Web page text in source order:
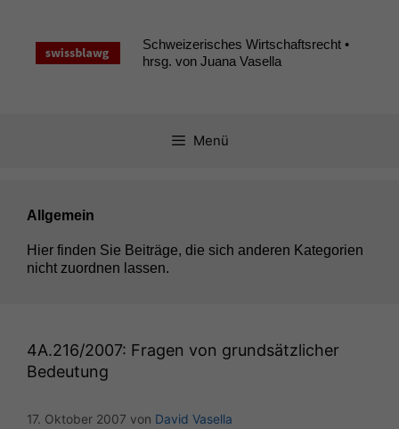
springen
Schweizerisches Wirtschaftsrecht •
hrsg. von Juana Vasella
Menü
Allgemein
Hier find­en Sie Beiträge, die sich anderen Kat­e­gorien
nicht zuord­nen lassen.
4A.216/2007: Fragen von grundsätzlicher
Bedeutung
17. Oktober 2007 von David Vasella